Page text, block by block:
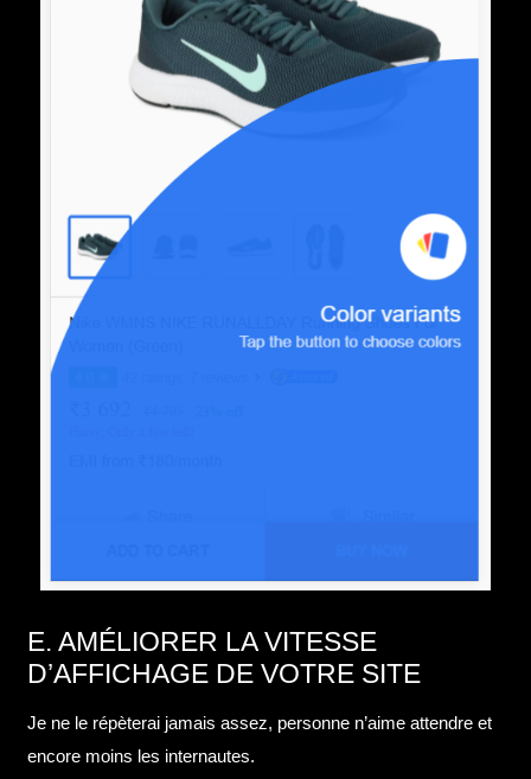
E. AMÉLIORER LA VITESSE
D’AFFICHAGE DE VOTRE SITE
Je ne le répèterai jamais assez, personne n’aime attendre et
encore moins les internautes.